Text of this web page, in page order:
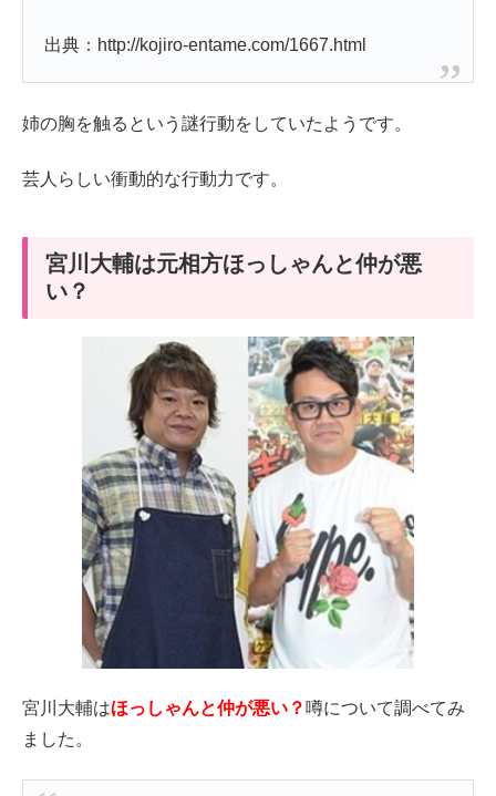
出典：http://kojiro-entame.com/1667.html
姉の胸を触るという謎行動をしていたようです。
芸人らしい衝動的な行動力です。
宮川大輔は元相方ほっしゃんと仲が悪
い？
宮川大輔はほっしゃんと仲が悪い？ 噂について調べてみ
ました。